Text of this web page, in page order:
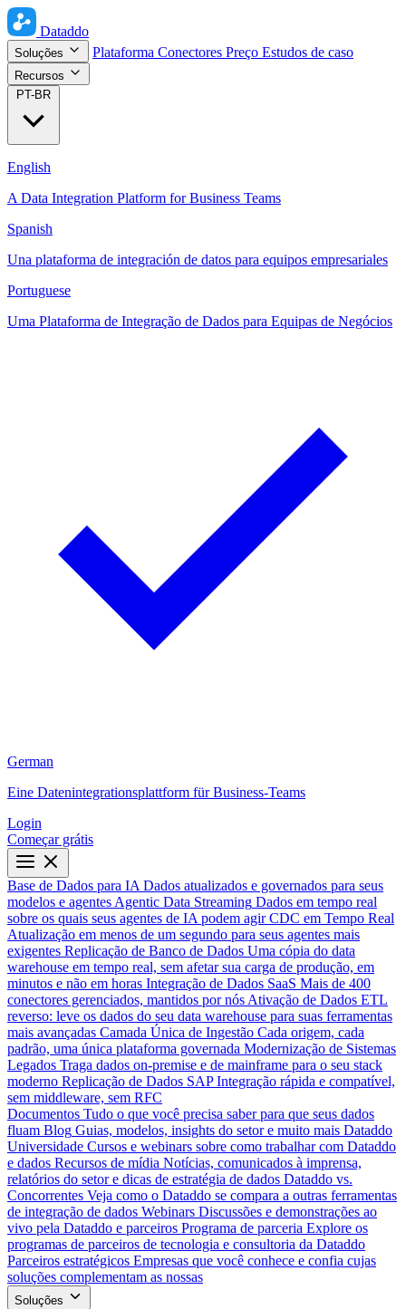
Dataddo
Soluções Plataforma Conectores Preço Estudos de caso
Recursos
PT-BR
English
A Data Integration Platform for Business Teams
Spanish
Una plataforma de integración de datos para equipos empresariales
Portuguese
Uma Plataforma de Integração de Dados para Equipas de Negócios
German
Eine Datenintegrationsplattform für Business-Teams
Login
Começar grátis
Base de Dados para IA Dados atualizados e governados para seus
modelos e agentes Agentic Data Streaming Dados em tempo real
sobre os quais seus agentes de IA podem agir CDC em Tempo Real
Atualização em menos de um segundo para seus agentes mais
exigentes Replicação de Banco de Dados Uma cópia do data
warehouse em tempo real, sem afetar sua carga de produção, em
minutos e não em horas Integração de Dados SaaS Mais de 400
conectores gerenciados, mantidos por nós Ativação de Dados ETL
reverso: leve os dados do seu data warehouse para suas ferramentas
mais avançadas Camada Única de Ingestão Cada origem, cada
padrão, uma única plataforma governada Modernização de Sistemas
Legados Traga dados on-premise e de mainframe para o seu stack
moderno Replicação de Dados SAP Integração rápida e compatível,
sem middleware, sem RFC
Documentos Tudo o que você precisa saber para que seus dados
fluam Blog Guias, modelos, insights do setor e muito mais Dataddo
Universidade Cursos e webinars sobre como trabalhar com Dataddo
e dados Recursos de mídia Notícias, comunicados à imprensa,
relatórios do setor e dicas de estratégia de dados Dataddo vs.
Concorrentes Veja como o Dataddo se compara a outras ferramentas
de integração de dados Webinars Discussões e demonstrações ao
vivo pela Dataddo e parceiros Programa de parceria Explore os
programas de parceiros de tecnologia e consultoria da Dataddo
Parceiros estratégicos Empresas que você conhece e confia cujas
soluções complementam as nossas
Soluções